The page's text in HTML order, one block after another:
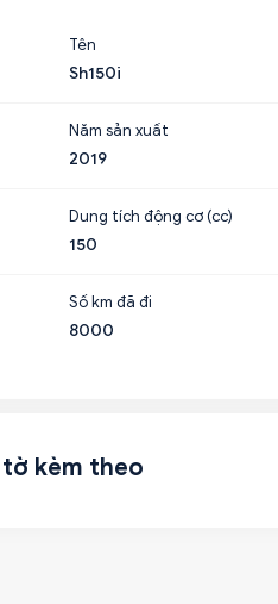
Tên
Sh150i
Năm sản xuất
2019
Dung tích động cơ (cc)
150
Số km đã đi
8000
kèm theo